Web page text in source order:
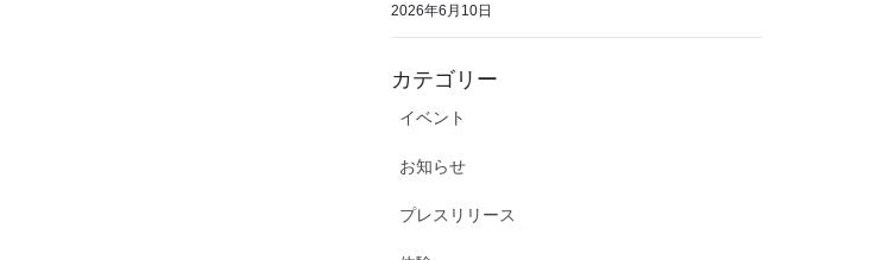
2026年6月10日
カテゴリー
イベント
お知らせ
プレスリリース